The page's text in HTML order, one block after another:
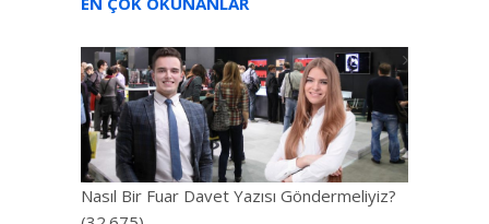
Nasıl Bir Fuar Davet Yazısı Göndermeliyiz?